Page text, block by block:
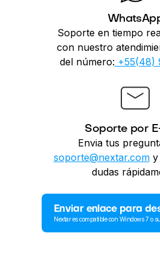
Soporte en tiempo
con nuestro
del número: +55(48)
Soporte por
Envia tus
soporte@nextar.comy
dudas
Enviar enlace para
Nextar es compatible con Windows 7 o